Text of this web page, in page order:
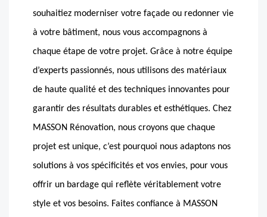
souhaitiez moderniser votre façade ou redonner vie
à votre bâtiment, nous vous accompagnons à
chaque étape de votre projet. Grâce à notre équipe
d’experts passionnés, nous utilisons des matériaux
de haute qualité et des techniques innovantes pour
garantir des résultats durables et esthétiques. Chez
MASSON Rénovation, nous croyons que chaque
projet est unique, c’est pourquoi nous adaptons nos
solutions à vos spécificités et vos envies, pour vous
offrir un bardage qui reflète véritablement votre
style et vos besoins. Faites confiance à MASSON